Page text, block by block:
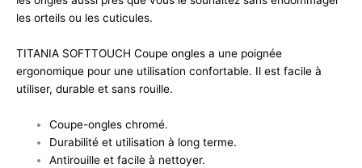
les orteils ou les cuticules.
TITANIA SOFTTOUCH Coupe ongles a une poignée
ergonomique pour une utilisation confortable. Il est facile à
utiliser, durable et sans rouille.
Coupe-ongles chromé.
Durabilité et utilisation à long terme.
Antirouille et facile à nettoyer.